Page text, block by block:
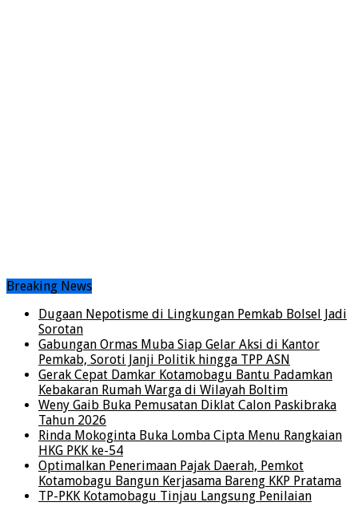
Breaking News
Dugaan Nepotisme di Lingkungan Pemkab Bolsel Jadi
Sorotan
Gabungan Ormas Muba Siap Gelar Aksi di Kantor
Pemkab, Soroti Janji Politik hingga TPP ASN
Gerak Cepat Damkar Kotamobagu Bantu Padamkan
Kebakaran Rumah Warga di Wilayah Boltim
Weny Gaib Buka Pemusatan Diklat Calon Paskibraka
Tahun 2026
Rinda Mokoginta Buka Lomba Cipta Menu Rangkaian
HKG PKK ke-54
Optimalkan Penerimaan Pajak Daerah, Pemkot
Kotamobagu Bangun Kerjasama Bareng KKP Pratama
TP-PKK Kotamobagu Tinjau Langsung Penilaian